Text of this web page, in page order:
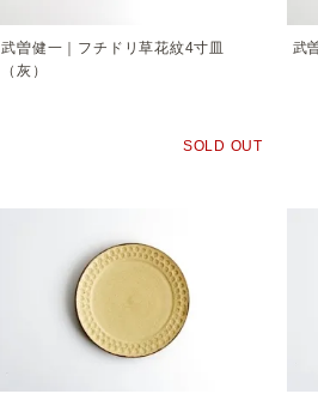
武曽健一｜フチドリ草花紋4寸皿
（灰）
SOLD OUT
武